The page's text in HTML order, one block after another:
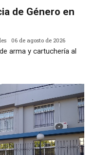
de Género en
06 de agosto de 2026
arma y cartuchería al